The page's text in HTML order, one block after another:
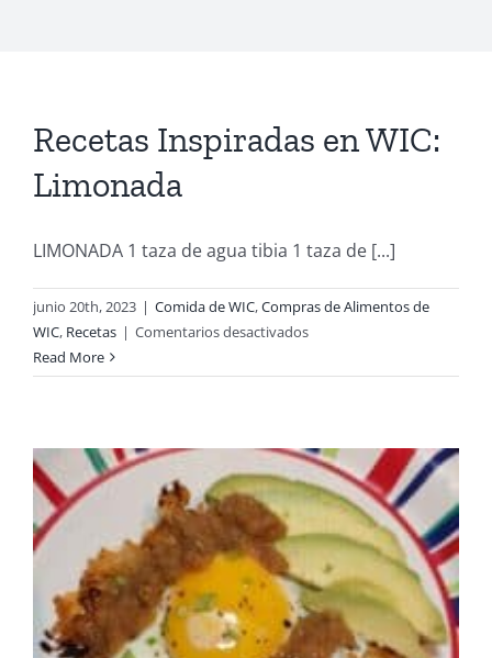
Recetas Inspiradas en WIC:
Limonada
LIMONADA 1 taza de agua tibia 1 taza de [...]
junio 20th, 2023 | Comida de WIC,Compras de Alimentos de
WIC, Recetas | Comentarios desactivadosen
Inspiradas
Limonada
Read More